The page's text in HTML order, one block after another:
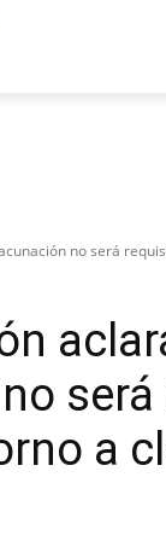
no será
a